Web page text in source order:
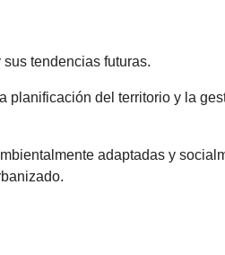
tendencias futuras.
del territorio y la
adaptadas y